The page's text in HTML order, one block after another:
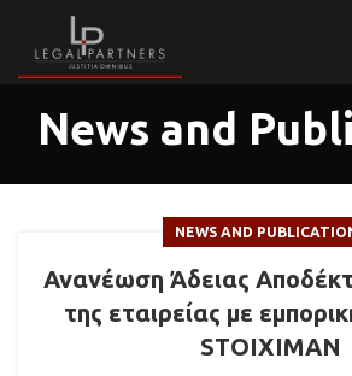
News and
NEWS AND
Ανανέωση Άδειας
της εταιρείας με
STOIXIMAN